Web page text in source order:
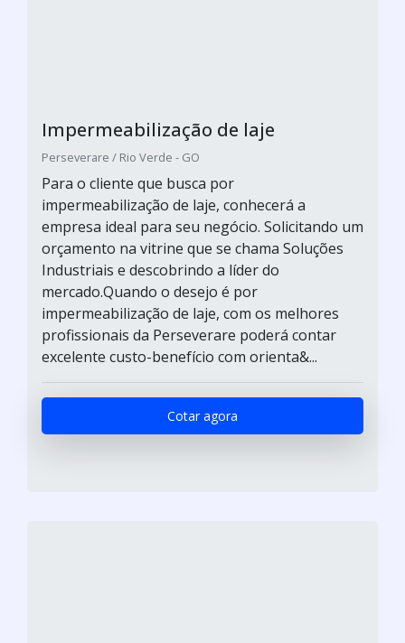
Impermeabilização de laje
Perseverare / Rio Verde - GO
Para o cliente que busca por
impermeabilização de laje, conhecerá a
empresa ideal para seu negócio. Solicitando um
orçamento na vitrine que se chama Soluções
Industriais e descobrindo a líder do
mercado.Quando o desejo é por
impermeabilização de laje, com os melhores
profissionais da Perseverare poderá contar
excelente custo-benefício com orienta&...
Cotar agora